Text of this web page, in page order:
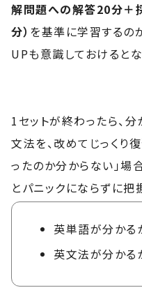
解問題への解答20分＋
分） を基準に学習するの
UPも意識しておけるとな
1セットが終わったら、
文法を、改めてじっくり
ったのか分からない」場
とパニックにならずに把
英単語が分かる
英文法が分かる